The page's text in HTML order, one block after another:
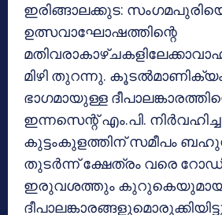
ഇരിങ്ങാലക്കുട:
ഉത്സവാഘോഷത്തിന്റെ
മിഴി തുറന്നു.
ഭാഗമായുള്ള
ഇന്നസെന്റ് എം.പി.
കുട്ടംകുളത്തിന് സമീപം
തുടര്‍ന്ന് ക്ഷേത്രം വരെ
ഇരുവശത്തും